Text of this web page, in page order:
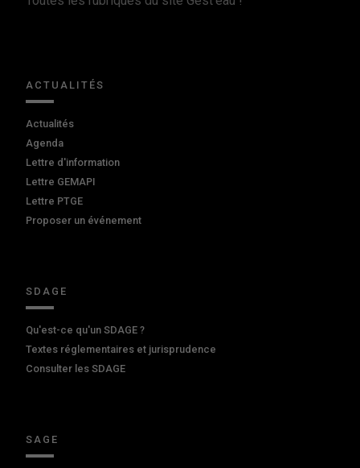
ACTUALITÉS
Actualités
Agenda
Lettre d'information
Lettre GEMAPI
Lettre PTGE
Proposer un événement
SDAGE
Qu'est-ce qu'un SDAGE ?
Textes réglementaires et jurisprudence
Consulter les SDAGE
SAGE